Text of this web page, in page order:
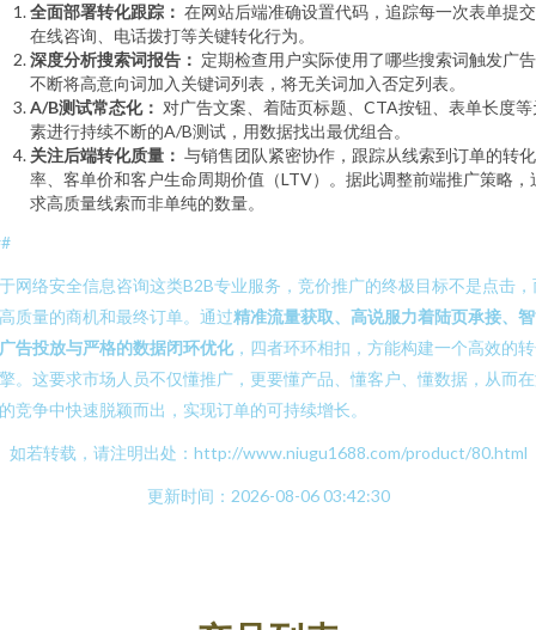
全面部署转化跟踪： 在网站后端准确设置代码，追踪每一次表单提
在线咨询、电话拨打等关键转化行为。
深度分析搜索词报告： 定期检查用户实际使用了哪些搜索词触发广
不断将高意向词加入关键词列表，将无关词加入否定列表。
A/B测试常态化： 对广告文案、着陆页标题、CTA按钮、表单长度等
素进行持续不断的A/B测试，用数据找出最优组合。
关注后端转化质量： 与销售团队紧密协作，跟踪从线索到订单的转化
率、客单价和客户生命周期价值（LTV）。据此调整前端推广策略，
求高质量线索而非单纯的数量。
网络安全信息咨询这类B2B专业服务，竞价推广的终极目标不是点击，
质量的商机和最终订单。通过精准流量获取、高说服力着陆页承接、
告投放与严格的数据闭环优化，四者环环相扣，方能构建一个高效的
。这要求市场人员不仅懂推广，更要懂产品、懂客户、懂数据，从而
竞争中快速脱颖而出，实现订单的可持续增长。
如若转载，请注明出处：http://www.niugu1688.com/product/80.html
更新时间：2026-08-06 03:42:30